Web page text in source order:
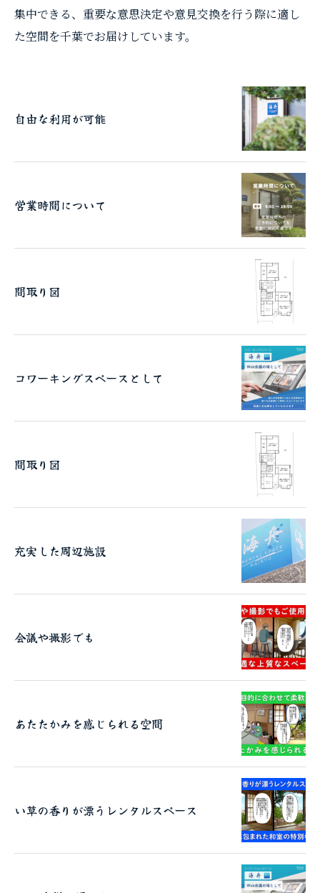
集中できる、重要な意思決定や意見交換を行う際に適し
た空間を千葉でお届けしています。
自由な利用が可能
営業時間について
間取り図
コワーキングスペースとして
間取り図
充実した周辺施設
会議や撮影でも
あたたかみを感じられる空間
い草の香りが漂うレンタルスペース